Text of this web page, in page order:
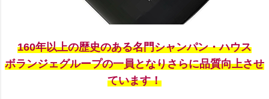
160年以上の歴史のある名門シャンパン・ハウス
ボランジェグループの一員となりさらに品質向上させ
ています！